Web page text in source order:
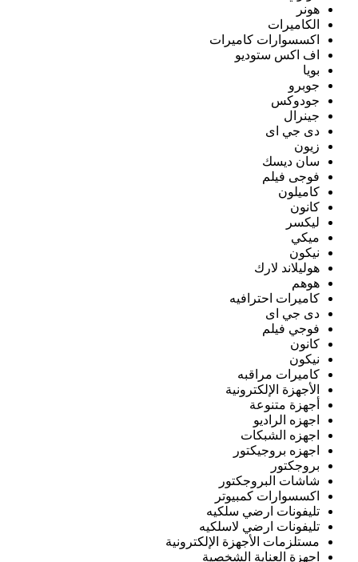
هونر
الكاميرات
اكسسوارات كاميرات
اف اكس ستوديو
بويا
جوبرو
جودوكس
جينرال
دى جي اى
زيون
سان ديسك
فوجى فيلم
كاميلون
كانون
ليكسر
ميكي
نيكون
هوليلاند لارك
هوهم
كاميرات احترافيه
دى جي اى
فوجي فيلم
كانون
نيكون
كاميرات مراقبه
الأجهزة الإلكترونية
أجهزة متنوعة
اجهزه الراديو
اجهزه الشبكات
اجهزه بروجيكتور
بروجكتور
شاشات البروجكتور
اكسسوارات كمبيوتر
تليفونات ارضي سلكيه
تليفونات ارضي لاسلكيه
مستلزمات الأجهزة الإلكترونية
اجهزة العناية الشخصية